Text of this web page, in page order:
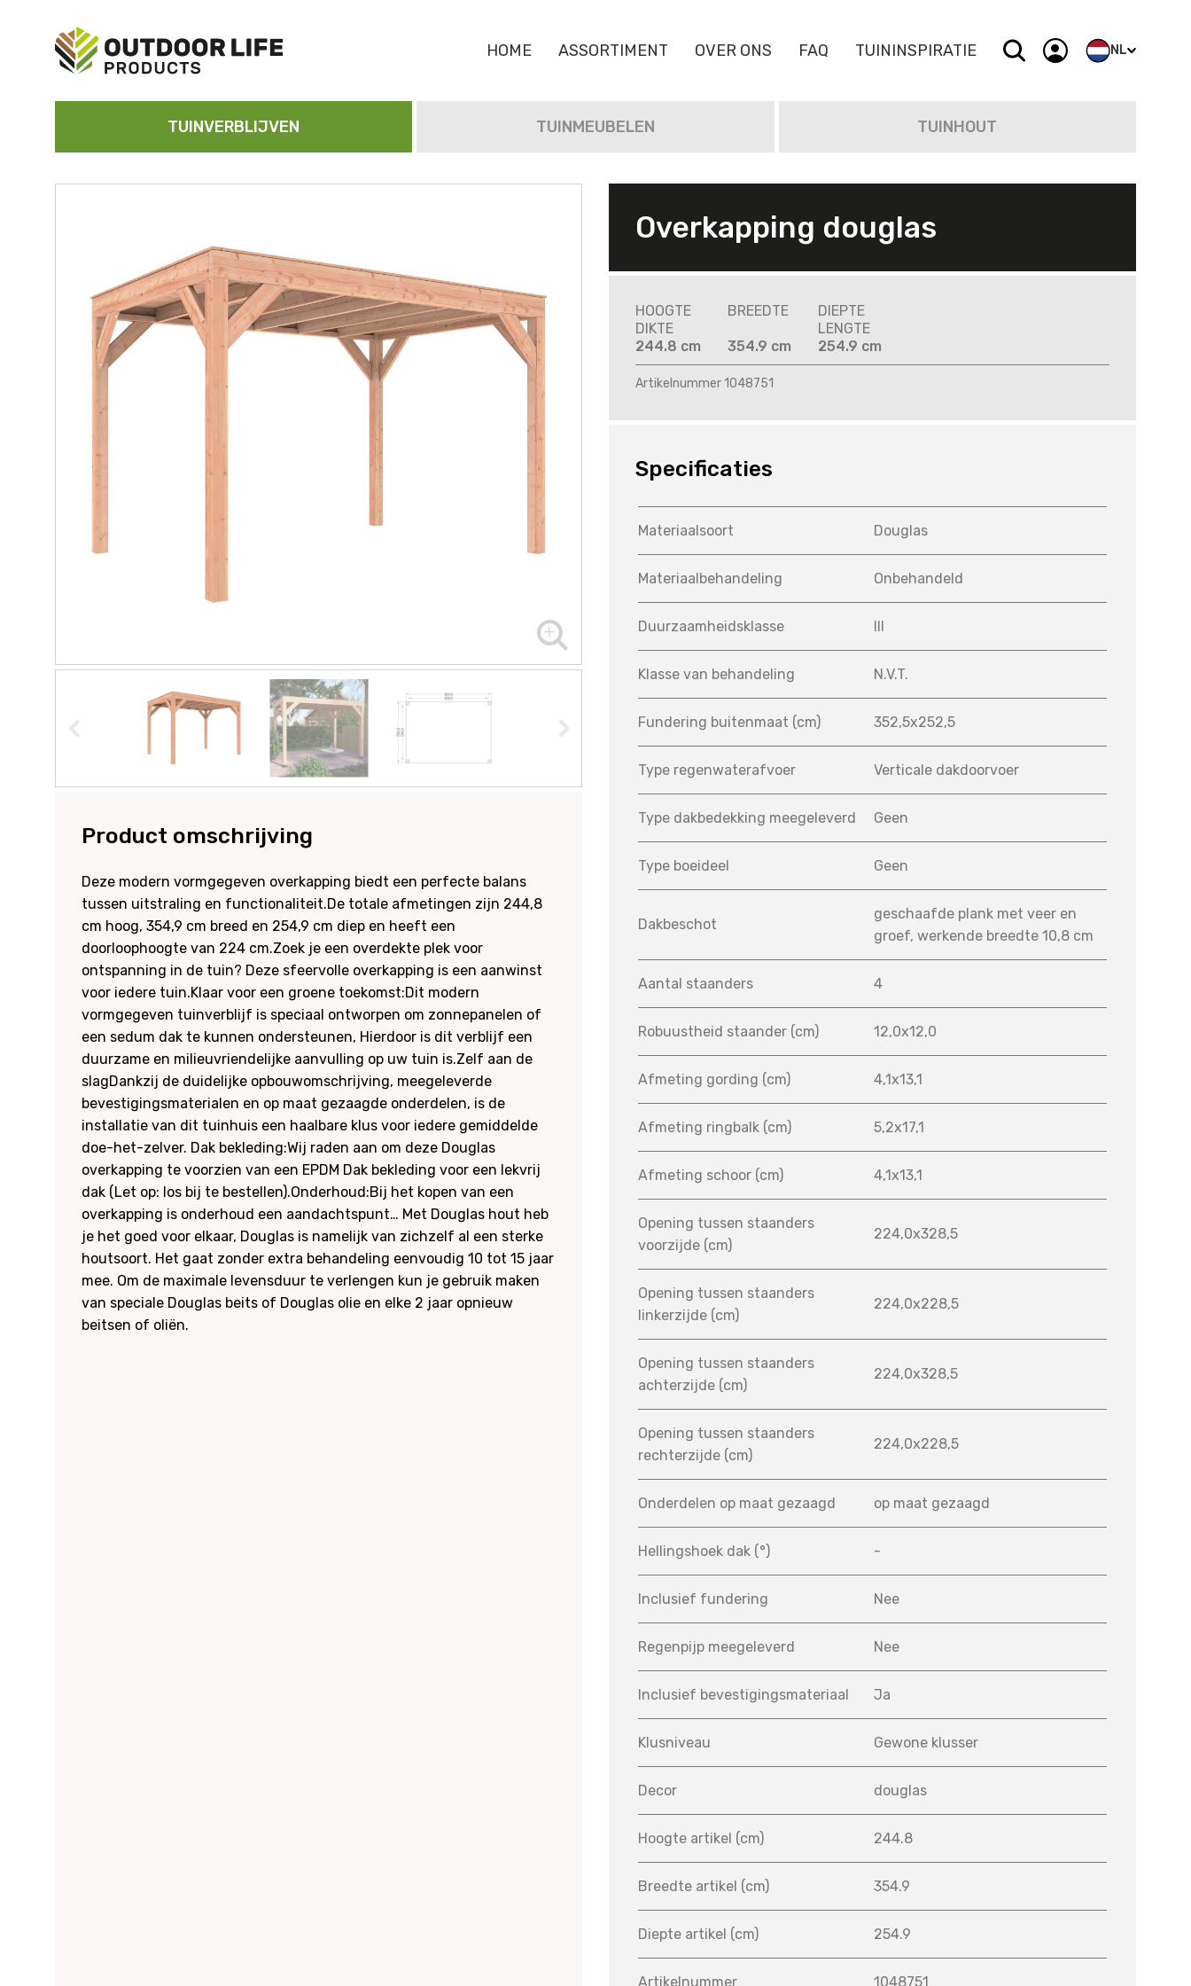
HOME ASSORTIMENT OVER ONS FAQ TUININSPIRATIE NL
TUINVERBLIJVEN TUINMEUBELEN TUINHOUT
Product omschrijving
Deze modern vormgegeven overkapping biedt een perfecte balans
tussen uitstraling en functionaliteit.De totale afmetingen zijn 244,8
cm hoog, 354,9 cm breed en 254,9 cm diep en heeft een
doorloophoogte van 224 cm.Zoek je een overdekte plek voor
ontspanning in de tuin? Deze sfeervolle overkapping is een aanwinst
voor iedere tuin.Klaar voor een groene toekomst:Dit modern
vormgegeven tuinverblijf is speciaal ontworpen om zonnepanelen of
een sedum dak te kunnen ondersteunen, Hierdoor is dit verblijf een
duurzame en milieuvriendelijke aanvulling op uw tuin is.Zelf aan de
slagDankzij de duidelijke opbouwomschrijving, meegeleverde
bevestigingsmaterialen en op maat gezaagde onderdelen, is de
installatie van dit tuinhuis een haalbare klus voor iedere gemiddelde
doe-het-zelver. Dak bekleding:Wij raden aan om deze Douglas
overkapping te voorzien van een EPDM Dak bekleding voor een lekvrij
dak (Let op: los bij te bestellen).Onderhoud:Bij het kopen van een
overkapping is onderhoud een aandachtspunt… Met Douglas hout heb
je het goed voor elkaar, Douglas is namelijk van zichzelf al een sterke
houtsoort. Het gaat zonder extra behandeling eenvoudig 10 tot 15 jaar
mee. Om de maximale levensduur te verlengen kun je gebruik maken
van speciale Douglas beits of Douglas olie en elke 2 jaar opnieuw
beitsen of oliën.
Overkapping douglas
HOOGTE
DIKTE
244.8 cm
BREEDTE
354.9 cm
DIEPTE
LENGTE
254.9 cm
Artikelnummer 1048751
Specificaties
Materiaalsoort Douglas
Materiaalbehandeling Onbehandeld
Duurzaamheidsklasse III
Klasse van behandeling N.V.T.
Fundering buitenmaat (cm) 352,5x252,5
Type regenwaterafvoer Verticale dakdoorvoer
Type dakbedekking meegeleverd Geen
Type boeideel Geen
Dakbeschot
geschaafde plank met veer en
groef, werkende breedte 10,8 cm
Aantal staanders 4
Robuustheid staander (cm) 12,0x12,0
Afmeting gording (cm) 4,1x13,1
Afmeting ringbalk (cm) 5,2x17,1
Afmeting schoor (cm) 4,1x13,1
Opening tussen staanders
voorzijde (cm)
224,0x328,5
Opening tussen staanders
linkerzijde (cm)
224,0x228,5
Opening tussen staanders
achterzijde (cm)
224,0x328,5
Opening tussen staanders
rechterzijde (cm)
224,0x228,5
Onderdelen op maat gezaagd op maat gezaagd
Hellingshoek dak (°) -
Inclusief fundering Nee
Regenpijp meegeleverd Nee
Inclusief bevestigingsmateriaal Ja
Klusniveau Gewone klusser
Decor douglas
Hoogte artikel (cm) 244.8
Breedte artikel (cm) 354.9
Diepte artikel (cm) 254.9
Artikelnummer 1048751